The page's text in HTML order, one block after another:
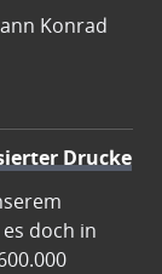
Konrad
Drucke
doch in